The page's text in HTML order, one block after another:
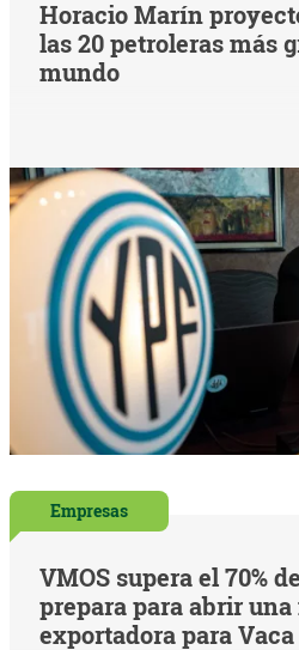
Horacio Marín
las 20 petroleras más
mundo
Empresas
VMOS supera el 70%
prepara para abrir una
exportadora para